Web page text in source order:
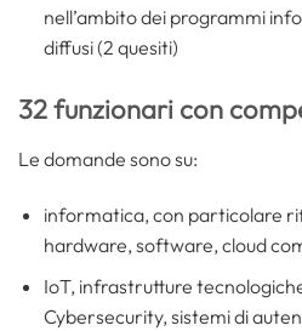
nell’ambito dei programmi
diffusi (2 quesiti)
32 funzionari con
Le domande sono su:
informatica, con particolare
hardware, software, cloud
IoT, infrastrutture
Cybersecurity, sistemi di